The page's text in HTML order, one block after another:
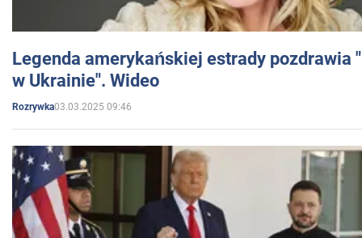
Legenda amerykańskiej estrady pozdrawia
w Ukrainie". Wideo
Rozrywka03.03.2025 09:46